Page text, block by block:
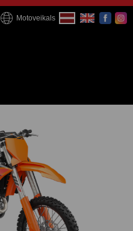
Motoveikals